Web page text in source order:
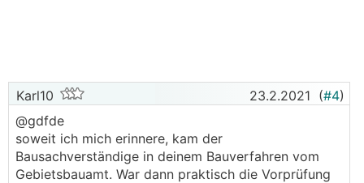
Karl10 23.2.2021 (#4)
@gdfde
soweit ich mich erinnere, kam der
Bausachverständige in deinem Bauverfahren vom
Gebietsbauamt. War dann praktisch die Vorprüfung